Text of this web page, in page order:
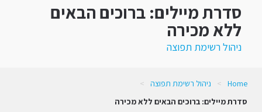
סדרת מיילים: ברוכים הבאים
ללא מכירה
ניהול רשימת תפוצה
Home
> ניהול רשימת תפוצה
>
סדרת מיילים: ברוכים הבאים ללא מכירה